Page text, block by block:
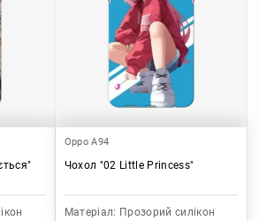
Oppo A94
Чохол "02 Little Princess"
Матеріал: Прозорий силікон